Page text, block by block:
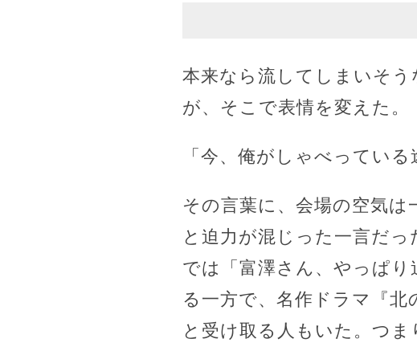
本来なら流してしまいそ
が、そこで表情を変えた。
「今、俺がしゃべっている
その言葉に、会場の空気
と迫力が混じった一言だ
では「富澤さん、やっぱ
る一方で、名作ドラマ『
と受け取る人もいた。つ